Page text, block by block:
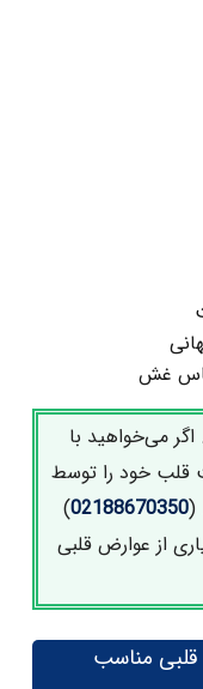
غش
می‌خواهید با
قلب خود را توسط
(
02188670350
)
از عوارض قلبی
مناسب